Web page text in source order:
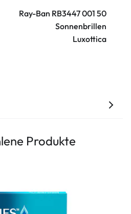
Ray-Ban RB3447 001 50
Sonnenbrillen
Luxottica
Produkte